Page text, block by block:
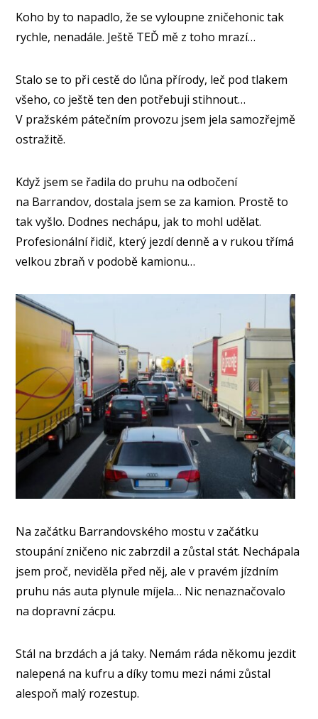
Koho by to napadlo, že se vyloupne zničehonic tak
rychle, nenadále. Ještě TEĎ mě z toho mrazí…
Stalo se to při cestě do lůna přírody, leč pod tlakem
všeho, co ještě ten den potřebuji stihnout…
V pražském pátečním provozu jsem jela samozřejmě
ostražitě.
Když jsem se řadila do pruhu na odbočení
na Barrandov, dostala jsem se za kamion. Prostě to
tak vyšlo. Dodnes nechápu, jak to mohl udělat.
Profesionální řidič, který jezdí denně a v rukou třímá
velkou zbraň v podobě kamionu…
Na začátku Barrandovského mostu v začátku
stoupání zničeno nic zabrzdil a zůstal stát. Nechápala
jsem proč, neviděla před něj, ale v pravém jízdním
pruhu nás auta plynule míjela… Nic nenaznačovalo
na dopravní zácpu.
Stál na brzdách a já taky. Nemám ráda někomu jezdit
nalepená na kufru a díky tomu mezi námi zůstal
alespoň malý rozestup.